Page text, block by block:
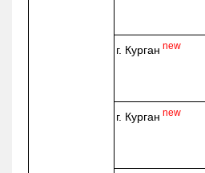
г. Курган new
г. Курган new